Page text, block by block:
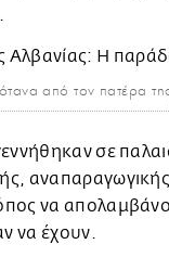
από τον πατέρα
σε
αναπαραγωγικής
να
να έχουν.